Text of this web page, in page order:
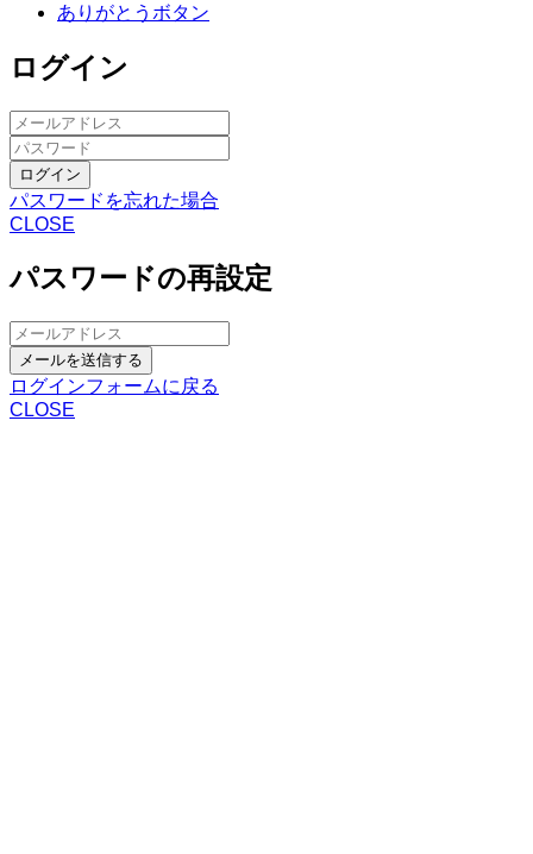
ありがとうボタン
ログイン
ログイン
パスワードを忘れた場合
CLOSE
パスワードの再設定
メールを送信する
ログインフォームに戻る
CLOSE